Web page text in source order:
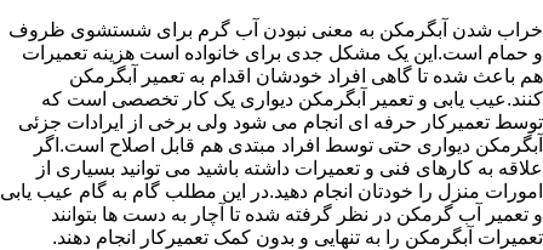
خراب شدن آبگرمکن به معنی نبودن آب گرم برای شستشوی ظروف
و حمام است.این یک مشکل جدی برای خانواده است هزینه تعمیرات
هم باعث شده تا گاهی افراد خودشان اقدام به تعمیر آبگرمکن
کنند.عیب یابی و تعمیر آبگرمکن دیواری یک کار تخصصی است که
توسط تعمیرکار حرفه ای انجام می شود ولی برخی از ایرادات جزئی
آبگرمکن دیواری حتی توسط افراد مبتدی هم قابل اصلاح است.اگر
علاقه به کارهای فنی و تعمیرات داشته باشید می توانید بسیاری از
امورات منزل را خودتان انجام دهید.در این مطلب گام به گام عیب یابی
و تعمیر آب گرمکن در نظر گرفته شده تا آچار به دست ها بتوانند
تعمیرات آبگرمکن را به تنهایی و بدون کمک تعمیرکار انجام دهند.